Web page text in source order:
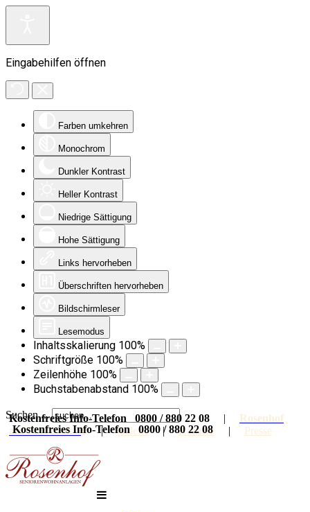
Eingabehilfen öffnen
Farben umkehren
Monochrom
Dunkler Kontrast
Heller Kontrast
Niedrige Sättigung
Hohe Sättigung
Links hervorheben
Überschriften hervorheben
Bildschirmleser
Lesemodus
Inhaltsskalierung 100%
Schriftgröße 100%
Zeilenhöhe 100%
Buchstabenabstand 100%
Suchen ...
Kostenfreies Info-Telefon 0800 / 880 22 08 | Rosenhof
auf Facebook
|Galerie|Karriere | Presse
Kostenfreies Info-Telefon 0800 / 880 22 08